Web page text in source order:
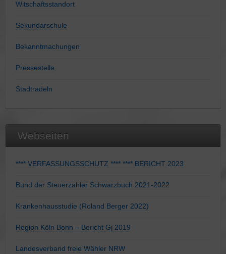
Witschaftsstandort
Sekundarschule
Bekanntmachungen
Pressestelle
Stadtradeln
Webseiten
**** VERFASSUNGSSCHUTZ **** **** BERICHT 2023
Bund der Steuerzahler Schwarzbuch 2021-2022
Krankenhausstudie (Roland Berger 2022)
Region Köln Bonn – Bericht Gj 2019
Landesverband freie Wähler NRW